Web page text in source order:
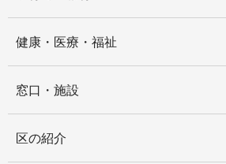
健康・医療・福祉
窓口・施設
区の紹介